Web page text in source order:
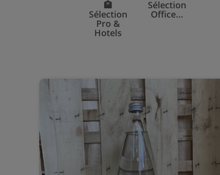
🏨
Sélection
Pro &
Hotels
Sélection
Office...